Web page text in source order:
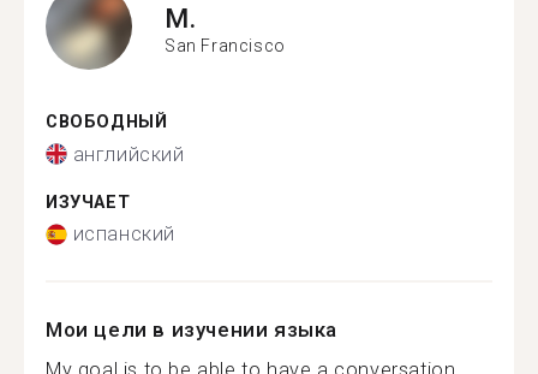
M.
San Francisco
СВОБОДНЫЙ
английский
ИЗУЧАЕТ
испанский
Мои цели в изучении языка